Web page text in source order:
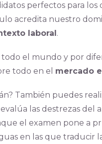
perfectos para
acredita nuestro
laboral.
el mundo y por
todo en el mercado
También puedes
las destrezas del
el examen pone a
en las que traducir